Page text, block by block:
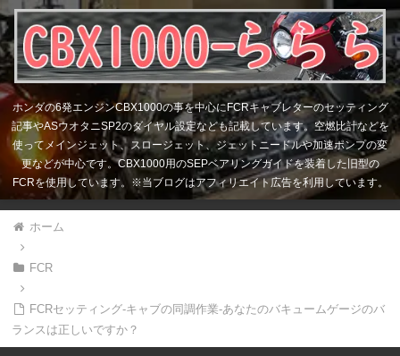
ホンダの6発エンジンCBX1000の事を中心にFCRキャブレターのセッティング
記事やASウオタニSP2のダイヤル設定なども記載しています。空燃比計などを
使ってメインジェット、スロージェット、ジェットニードルや加速ポンプの変
更などが中心です。CBX1000用のSEPベアリングガイドを装着した旧型の
FCRを使用しています。※当ブログはアフィリエイト広告を利用しています。
ホーム
FCR
FCRセッティング-キャブの同調作業-あなたのバキュームゲージのバ
ランスは正しいですか？